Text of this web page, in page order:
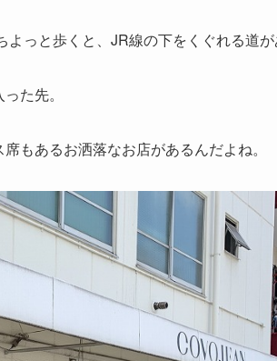
っと歩くと、JR線の下をくぐれる道が
た先。
もあるお洒落なお店があるんだよね。